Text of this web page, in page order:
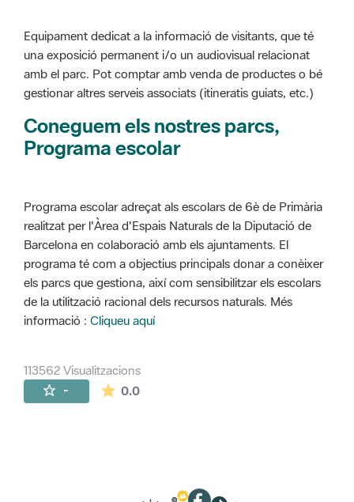
Equipament dedicat a la informació de visitants, que té
una exposició permanent i/o un audiovisual relacionat
amb el parc. Pot comptar amb venda de productes o bé
gestionar altres serveis associats (itineratis guiats, etc.)
Coneguem els nostres parcs,
Programa escolar
Programa escolar adreçat als escolars de 6è de Primària
realitzat per l'Àrea d'Espais Naturals de la Diputació de
Barcelona en colaboració amb els ajuntaments. El
programa té com a objectius principals donar a conèixer
els parcs que gestiona, així com sensibilitzar els escolars
de la utilització racional dels recursos naturals. Més
informació : Cliqueu aquí
113562 Visualitzacions
- 0.0La mitjana de les valoracions és de 0